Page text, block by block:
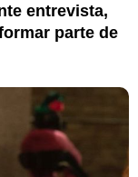
entrevista,
parte de